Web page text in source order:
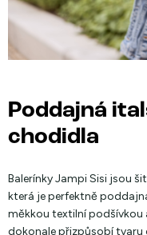
Poddajná
chodidla
Balerínky Jampi Sisi jsou
která je perfektně
měkkou textilní podšívkou
dokonale přizpůsobí tvaru